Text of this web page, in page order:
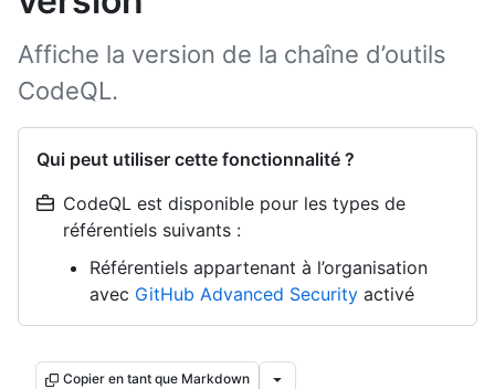
Affiche la version de la chaîne d’outils
CodeQL.
Qui peut utiliser cette fonctionnalité ?
CodeQL est disponible pour les types de
référentiels suivants :
Référentiels appartenant à l’organisation
avec GitHub Advanced Security activé
Copier en tant que Markdown